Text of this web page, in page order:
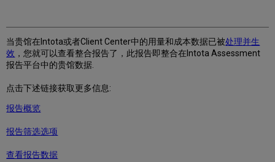
操
作?
报
告
览
Overview)
报
告
筛
当贵馆在Intota或者Client Center中的用量和成本数据已被处理并生
效 ，您就可以查看整合报告了，此报告即整合在Intota Assessment
报告平台中的贵馆数据.
点击下述链接获取更多信息:
报告概览
报告筛选选项
查看报告数据